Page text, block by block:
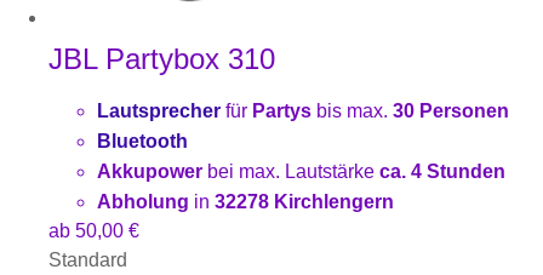
JBL Partybox 310
Lautsprecher für Partys bis max. 30 Personen
Bluetooth
Akkupower bei max. Lautstärke ca. 4 Stunden
Abholung in 32278 Kirchlengern
ab 50,00 €
Standard